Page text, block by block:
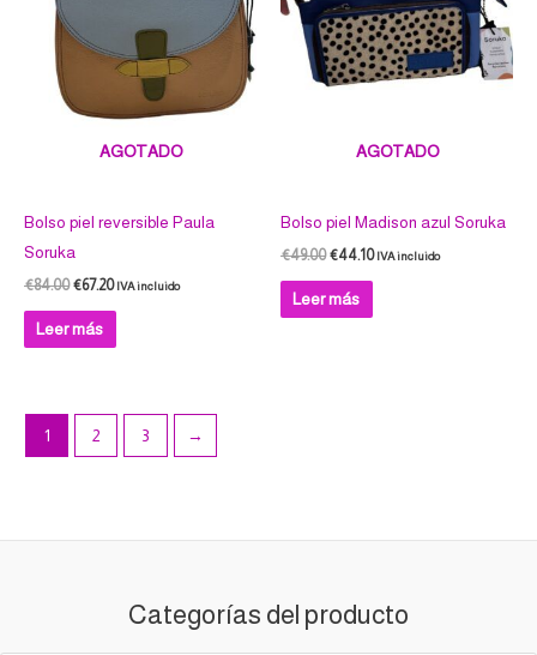
AGOTADO
Bolso piel reversible Paula
Soruka
€84.00 €67.20 IVA incluido
Leer más
AGOTADO
Bolso piel Madison azul Soruka
€49.00 €44.10 IVA incluido
Leer más
1 2 3 →
Categorías del producto